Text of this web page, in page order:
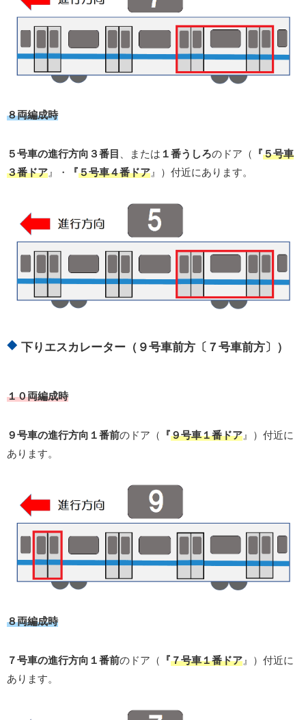
８両編成時
５号車の進行方向３番目 、または １番うしろのドア（ 『５号車
３番ドア』・ 『５号車４番ドア』）付近にあります。
下りエスカレーター（９号車前方〔７号車前方〕）
１０両編成時
９号車の進行方向１番前のドア（ 『９号車１番ドア 』）付近に
あります。
８両編成時
７号車の進行方向１番前のドア（ 『７号車１番ドア 』）付近に
あります。